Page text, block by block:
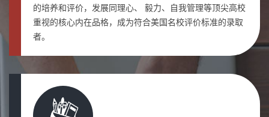
的培养和评价，发展同理心、 毅力、自我管理等顶尖高校
重视的核心内在品格，成为符合美国名校评价标准的录取
者。